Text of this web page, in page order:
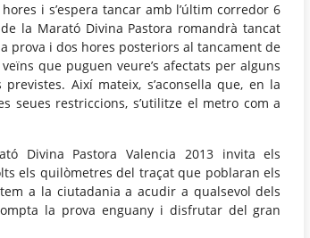
i s’espera tancar amb l’últim corredor 6
la Marató Divina Pastora romandrà tancat
prova i dos hores posteriors al tancament de
que puguen veure’s afectats per alguns
Així mateix, s’aconsella que, en la
seues restriccions, s’utilitze el metro com a
Divina Pastora Valencia 2013 invita els
els quilòmetres del traçat que poblaran els
a la ciutadania a acudir a qualsevol dels
la prova enguany i disfrutar del gran